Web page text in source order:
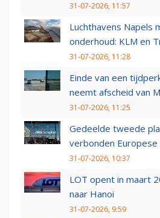
31-07-2026, 11:57
Luchthavens Napels
onderhoud: KLM en
31-07-2026, 11:28
Einde van een
neemt afscheid van
31-07-2026, 11:25
Gedeelde tweede
verbonden Europese
31-07-2026, 10:37
LOT opent in maart
naar Hanoi
31-07-2026, 9:59